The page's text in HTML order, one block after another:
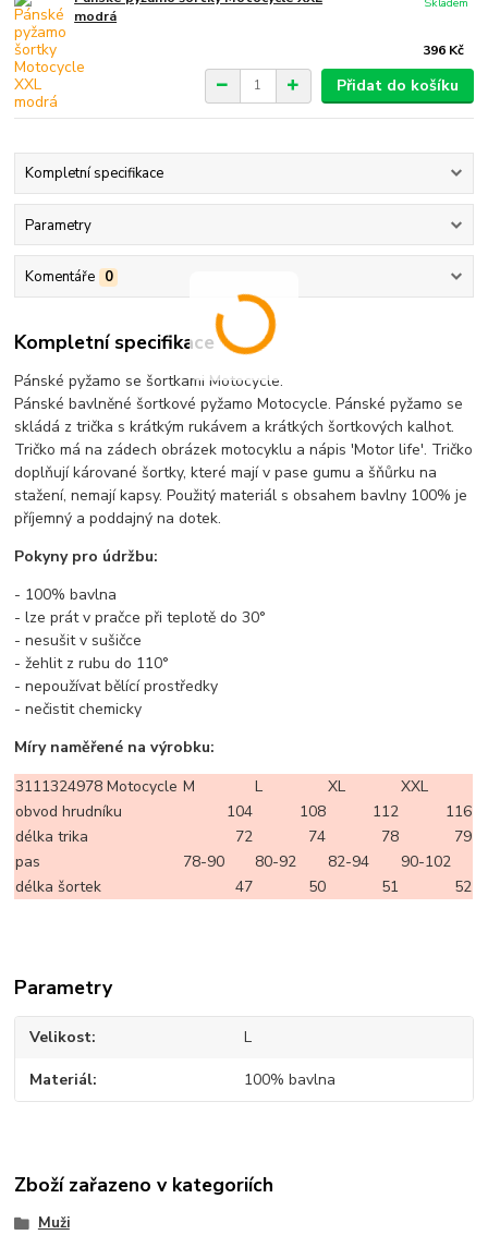
modrá
396 Kč
Přidat do košíku
Kompletní specifikace
Parametry
Komentáře 0
Kompletní specifikace
Pánské pyžamo se šortkami Motocycle.
Pánské bavlněné šortkové pyžamo Motocycle. Pánské pyžamo se
skládá z trička s krátkým rukávem a krátkých šortkových kalhot.
Tričko má na zádech obrázek motocyklu a nápis 'Motor life'. Tričko
doplňují kárované šortky, které mají v pase gumu a šňůrku na
stažení, nemají kapsy. Použitý materiál s obsahem bavlny 100% je
příjemný a poddajný na dotek.
Pokyny pro údržbu:
- 100% bavlna
- lze prát v pračce při teplotě do 30°
- nesušit v sušičce
- žehlit z rubu do 110°
- nepoužívat bělící prostředky
- nečistit chemicky
Míry naměřené na výrobku:
3111324978 Motocycle M L XL
XXL
obvod hrudníku
104 108 112
116
délka trika
72 74 78
79
pas
78-90 80-92 82-94
90-102
délka šortek
47 50 51 52
Parametry
Velikost L
Materiál 100% bavlna
Zboží zařazeno v kategoriích
Muži